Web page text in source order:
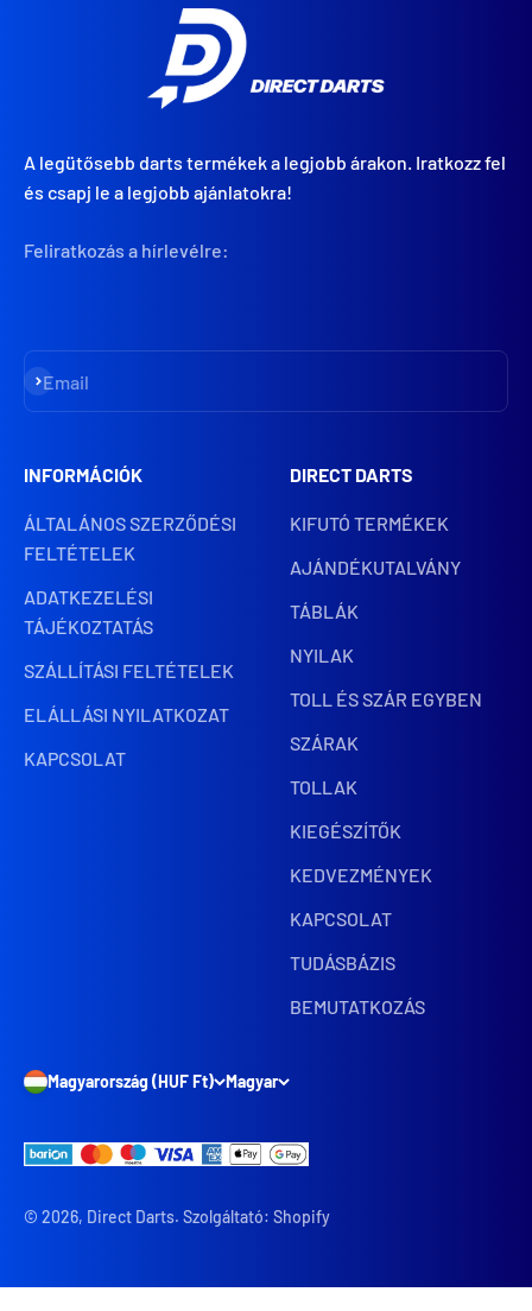
A legütősebb darts termékek a legjobb árakon. Iratkozz fel
és csapj le a legjobb ajánlatokra!
Feliratkozás a hírlevélre:
Email
Iratkozz fel
INFORMÁCIÓK
ÁLTALÁNOS SZERZŐDÉSI
FELTÉTELEK
ADATKEZELÉSI
TÁJÉKOZTATÁS
SZÁLLÍTÁSI FELTÉTELEK
ELÁLLÁSI NYILATKOZAT
KAPCSOLAT
DIRECT DARTS
KIFUTÓ TERMÉKEK
AJÁNDÉKUTALVÁNY
TÁBLÁK
NYILAK
TOLL ÉS SZÁR EGYBEN
SZÁRAK
TOLLAK
KIEGÉSZÍTŐK
KEDVEZMÉNYEK
KAPCSOLAT
TUDÁSBÁZIS
BEMUTATKOZÁS
Magyarország (HUF Ft) Magyar
© 2026, Direct Darts. Szolgáltató: Shopify